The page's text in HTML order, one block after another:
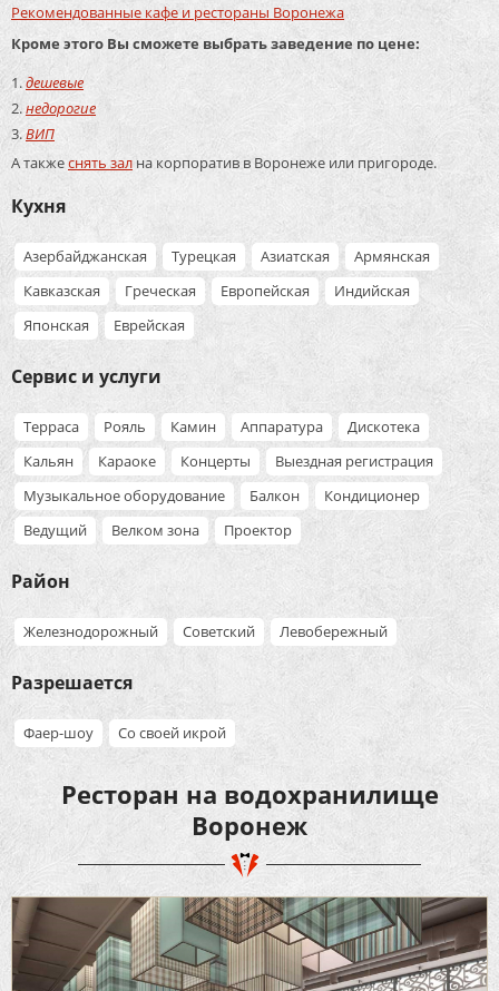
Рекомендованные кафе и рестораны Воронежа
Кроме этого Вы сможете выбрать заведение по цене:
дешевые
недорогие
ВИП
А такжеснять зал на корпоратив в Воронеже или пригороде.
Кухня
Азербайджанская Турецкая Азиатская
Армянская
Кавказская
Греческая Европейская
Индийская
Японская
Еврейская
Сервис и услуги
Терраса Рояль Камин Аппаратура
Дискотека
Кальян
Караоке Концерты
Выездная регистрация
Музыкальное оборудование
Балкон
Кондиционер
Ведущий
Велком зона Проектор
Район
Железнодорожный Советский Левобережный
Разрешается
Фаер-шоу Со своей икрой
Ресторан на водохранилище
Воронеж